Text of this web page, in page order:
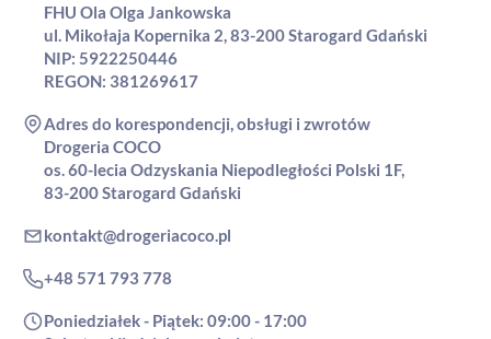
FHU Ola Olga Jankowska
ul. Mikołaja Kopernika 2, 83-200 Starogard Gdański
NIP: 5922250446
REGON: 381269617
Adres do korespondencji, obsługi i zwrotów
Drogeria COCO
os. 60-lecia Odzyskania Niepodległości Polski 1F,
83-200 Starogard Gdański
kontakt@drogeriacoco.pl
+48 571 793 778
Poniedziałek - Piątek: 09:00 - 17:00